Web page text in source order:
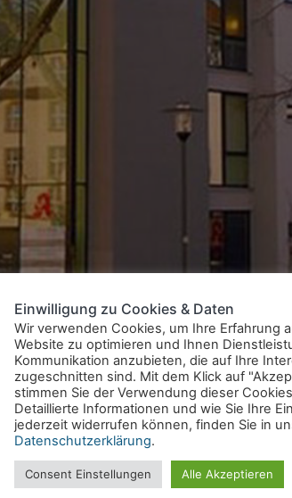
am neu gestalteten Rudolphsplatz, wurde
Im Sommer 2012 wurden die
befindet sich eine Apotheke. Darüber
anteilig im Bestand der Tischler & Klaus
Einwilligung zu Cookies & Daten
Wir verwenden Cookies, um Ihre Erfahrung
Website zu optimieren und Ihnen
Kommunikation anzubieten, die auf Ihre
zugeschnitten sind. Mit dem Klick auf
stimmen Sie der Verwendung dieser
Detaillierte Informationen und wie Sie Ihre
jederzeit widerrufen können, finden Sie in
Datenschutzerklärung.
Consent Einstellungen Alle Akzeptieren